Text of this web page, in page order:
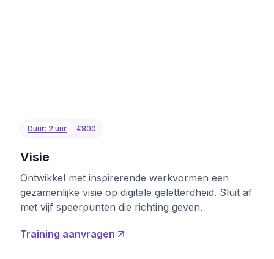
Duur: 2 uur €800
Visie
Ontwikkel met inspirerende werkvormen een
gezamenlijke visie op digitale geletterdheid. Sluit af
met vijf speerpunten die richting geven.
Training aanvragen